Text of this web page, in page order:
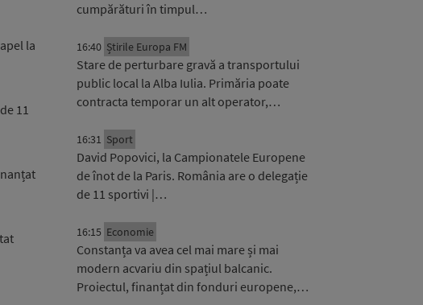
la
11
cumpărături în timpul…
16:40 Știrile Europa FM
Stare de perturbare gravă a transportului
public local la Alba Iulia. Primăria poate
contracta temporar un alt operator,…
16:31 Sport
David Popovici, la Campionatele Europene
de înot de la Paris. România are o delegație
de 11 sportivi |…
16:15 Economie
Constanța va avea cel mai mare și mai
modern acvariu din spațiul balcanic.
Proiectul, finanțat din fonduri europene,…